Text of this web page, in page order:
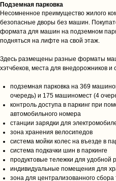
Подземная парковка
Несомненное преимущество жилого
безопасные дворы без машин.
формата для машин на подземном
подняться на лифте на свой этаж.
Здесь размещены разные форматы
хэтчбеков, места для внедорожников и
подземная парковка на 369
очередь) и 175 машиномест (4
контроль доступа в паркинг при
автомобильного номера
станции зарядки для
зона хранения велосипедов
система мойки колес на въезде в
система подкачки шин в паркинге
продуктовые тележки для удобной
индивидуальные помещения для
зона для централизованного
Коммерческая недвижимость
Курортная недвижимость
Этапы
Аренда
Каталог
Для соискателей
Отправить резюме
©️ 2026, ООО «Роял-Кей»
Политика конфиденциальности